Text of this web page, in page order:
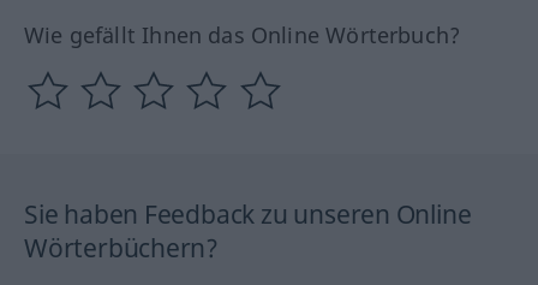
Wie gefällt Ihnen das Online Wörterbuch?
Sie haben Feedback zu unseren Online
Wörterbüchern?